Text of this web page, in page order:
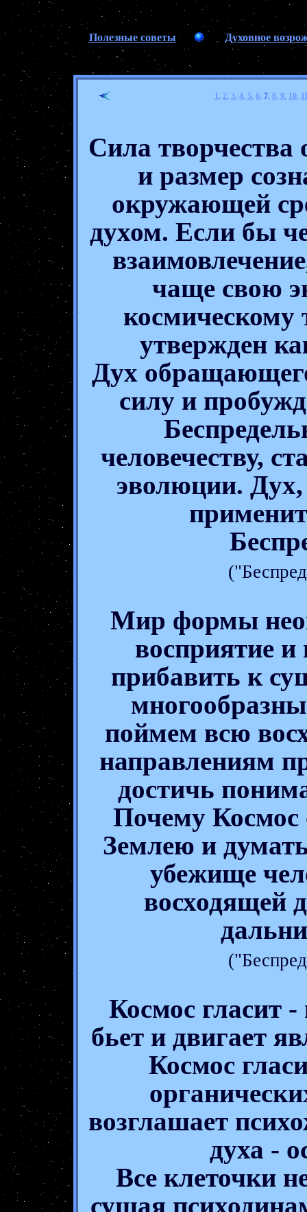
Полезные советы Духовное
1, 2, 3, 4, 5, 6, 7, 8, 9, 10,
Сила творчества
и размер
окружающей
духом. Если бы
чаще свою
космическому
утвержден
Дух
силу и
человечеству,
эволюции.
Мир формы
восприятие и
прибавить к
поймем всю
направлениям
достичь
Почему Космос
Землею и
убежище
восходящей
Космос гласит
бьет и двигает
Космос
возглашает
духа -
Все клеточки
сущая